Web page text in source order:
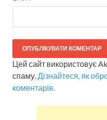
Цей сайт використовує
спаму.Дізнайтеся, як
коментарів.